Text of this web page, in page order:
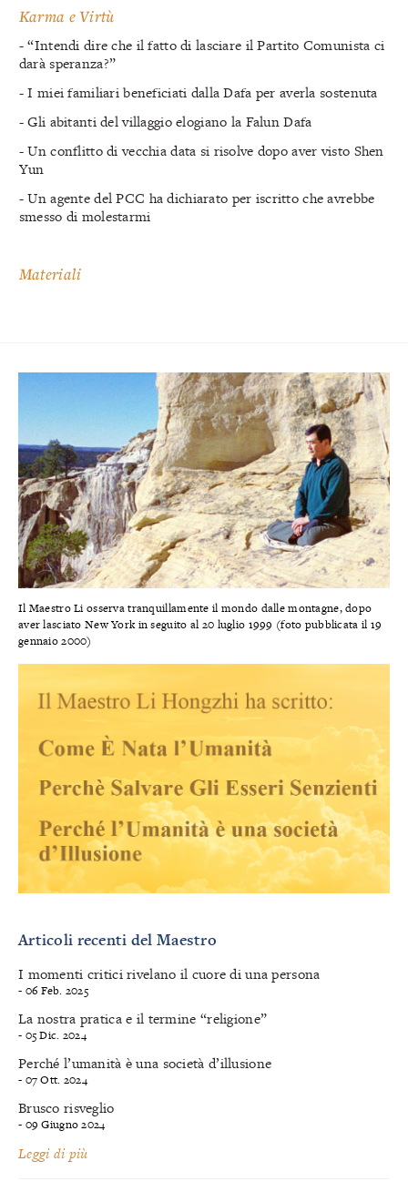
Karma e Virtù
- “Intendi dire che il fatto di lasciare il Partito Comunista ci
darà speranza?”
- I miei familiari beneficiati dalla Dafa per averla sostenuta
- Gli abitanti del villaggio elogiano la Falun Dafa
- Un conflitto di vecchia data si risolve dopo aver visto Shen
Yun
- Un agente del PCC ha dichiarato per iscritto che avrebbe
smesso di molestarmi
Materiali
Il Maestro Li osserva tranquillamente il mondo dalle montagne, dopo
aver lasciato New York in seguito al 20 luglio 1999 (foto pubblicata il 19
gennaio 2000)
Articoli recenti del Maestro
I momenti critici rivelano il cuore di una persona
- 06 Feb. 2025
La nostra pratica e il termine “religione”
- 05 Dic. 2024
Perché l’umanità è una società d’illusione
- 07 Ott. 2024
Brusco risveglio
- 09 Giugno 2024
Leggi di più